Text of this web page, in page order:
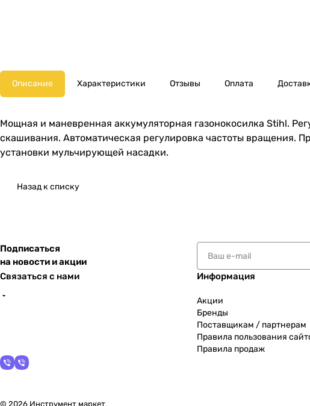
Описание Характеристики Отзывы Оплата
Мощная и маневренная аккумуляторная газонокосилка Stihl.
скашивания. Автоматическая регулировка частоты вращения.
установки мульчирующей насадки.
Назад к списку
Подписаться
на новости и акции
Связаться с нами
Информация
Акции
Бренды
Поставщикам / партнерам
Правила пользования
Правила продаж
© 2026 Инструмент маркет